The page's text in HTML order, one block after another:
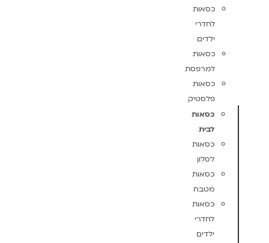
כסאות
לחדרי
ילדים
כסאות
למרפסת
כסאות
פלסטיק
כסאות
לבית
כסאות
לסלון
כסאות
מטבח
כסאות
לחדרי
ילדים